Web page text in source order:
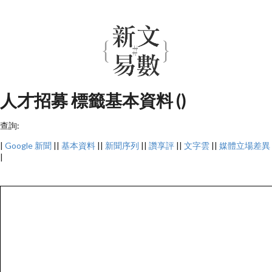
人才招募 標籤基本資料 ()
查詢:
| Google 新聞 || 基本資料 || 新聞序列 || 讚享評 || 文字雲 || 媒體立場差異
|